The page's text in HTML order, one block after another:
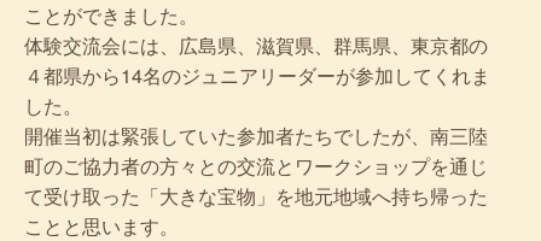
ことができました。
体験交流会には、広島県、滋賀県、群馬県、東京都の
４都県から14名のジュニアリーダーが参加してくれま
した。
開催当初は緊張していた参加者たちでしたが、南三陸
町のご協力者の方々との交流とワークショップを通じ
て受け取った「大きな宝物」を地元地域へ持ち帰った
ことと思います。